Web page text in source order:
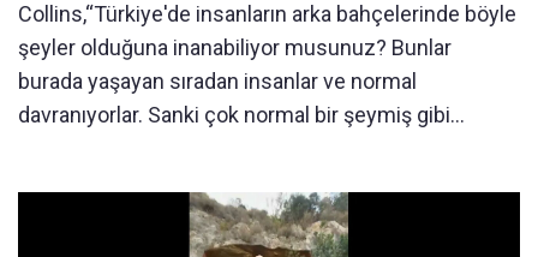
Collins,“Türkiye'de insanların arka bahçelerinde böyle
şeyler olduğuna inanabiliyor musunuz? Bunlar
burada yaşayan sıradan insanlar ve normal
davranıyorlar. Sanki çok normal bir şeymiş gibi…